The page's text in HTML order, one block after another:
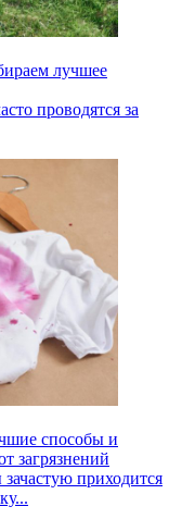
лучшее
проводятся за
способы и
загрязнений
приходится